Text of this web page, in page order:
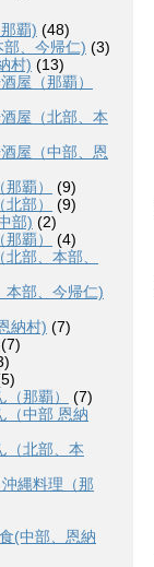
覇) (48)
、今帰仁) (3)
村) (13)
屋（那覇）
屋（北部、本
屋（中部、恩
覇）
(9)
部）
(9)
部) (2)
覇）
(4)
部、本部、
本部、今帰仁)
納村) (7)
(7)
那覇）
(7)
（中部 恩納
（北部、本
縄料理（那
(中部、恩納